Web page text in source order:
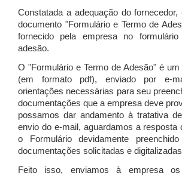
Constatada a adequação do
documento "Formulário e Termo de
fornecido pela empresa no
adesão.
O "Formulário e Termo de Adesão" é
(em formato pdf), enviado por e-
orientações necessárias para seu
documentações que a empresa deve
possamos dar andamento à tratativa
envio do e-mail, aguardamos a resposta
o Formulário devidamente
documentações solicitadas e
Feito isso, enviamos à empresa